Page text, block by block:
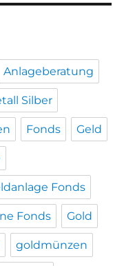
Anlageberatung
Silber
Fonds Geld
Fonds
Fonds Gold
goldmünzen